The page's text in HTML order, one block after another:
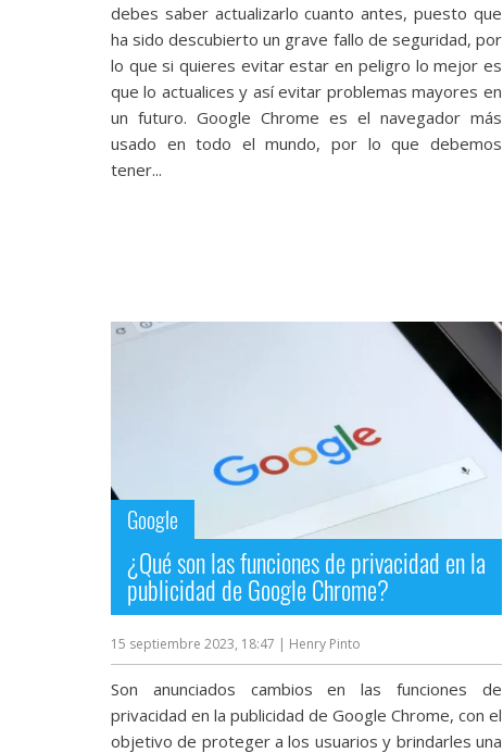
Ciberseguridaddebes saber actualizarlo cuanto antes, puesto que
ha sido descubierto un grave fallo de seguridad, por
lo que si quieres evitar estar en peligro lo mejor es
que lo actualices y así evitar problemas mayores en
un futuro. Google Chrome es el navegador más
usado en todo el mundo, por lo que debemos
tener...
Google
¿Qué son las funciones de privacidad en la
publicidad de Google Chrome?
15 septiembre 2023, 18:47 | Henry Pinto
Son anunciados cambios en las funciones de
privacidad en la publicidad de Google Chrome, con el
objetivo de proteger a los usuarios y brindarles una